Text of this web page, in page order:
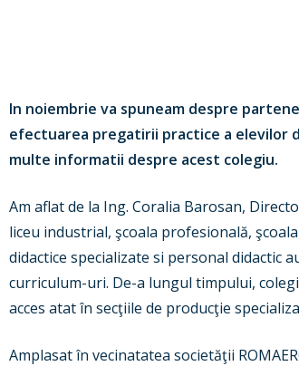
In noiembrie va spuneam despre
efectuarea pregatirii practice a elevilor
multe informatii despre acest colegiu.
Am aflat de la Ing. Coralia Barosan,
liceu industrial, şcoala profesională,
didactice specializate si personal didactic
curriculum-uri. De-a lungul timpului,
acces atat în secţiile de producţie
Amplasat în vecinatatea societăţii